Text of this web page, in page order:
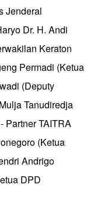
Jenderal
Dr. H. Andi
Keraton
Permadi (Ketua
(Deputy
Tanudiredja
Partner TAITRA
(Ketua
Andrigo
DPD